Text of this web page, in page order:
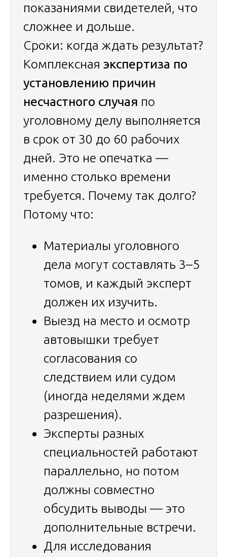
показаниями свидетелей, что
сложнее и дольше.
Сроки: когда ждать результат?
Комплексная экспертиза по
установлению причин
несчастного случая по
уголовному делу выполняется
в срок от 30 до 60 рабочих
дней. Это не опечатка —
именно столько времени
требуется. Почему так долго?
Потому что:
Материалы уголовного
дела могут составлять 3–5
томов, и каждый эксперт
должен их изучить.
Выезд на место и осмотр
автовышки требует
согласования со
следствием или судом
(иногда неделями ждем
разрешения).
Эксперты разных
специальностей работают
параллельно, но потом
должны совместно
обсудить выводы — это
дополнительные встречи.
Для исследования